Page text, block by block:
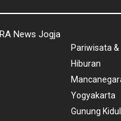
News Jogja
Pariwisata &
Hiburan
Yogyakarta
Gunung Kidul